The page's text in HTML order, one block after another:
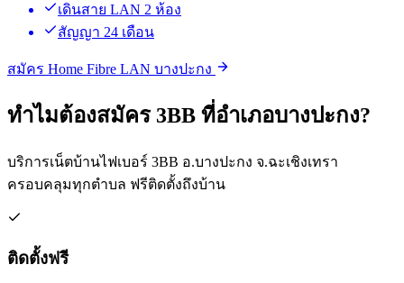
เดินสาย LAN 2 ห้อง
สัญญา 24 เดือน
สมัคร Home Fibre LAN บางปะกง
ทำไมต้องสมัคร 3BB ที่อำเภอบางปะกง?
บริการเน็ตบ้านไฟเบอร์ 3BB อ.บางปะกง จ.ฉะเชิงเทรา
ครอบคลุมทุกตำบล ฟรีติดตั้งถึงบ้าน
ติดตั้งฟรี